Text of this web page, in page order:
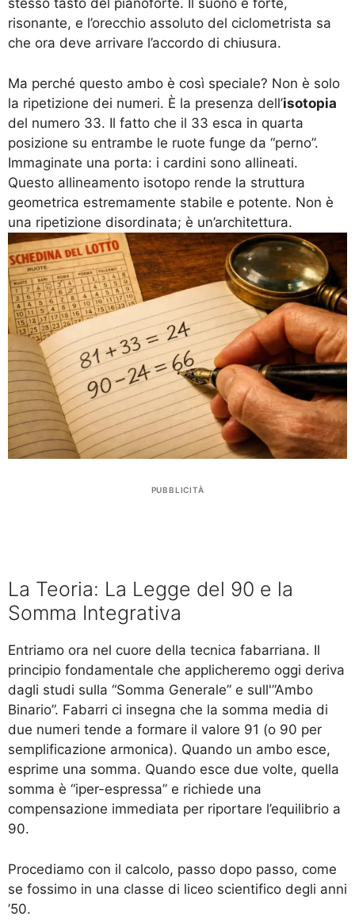
stesso tasto del pianoforte. Il suono è forte,
risonante, e l’orecchio assoluto del ciclometrista sa
che ora deve arrivare l’accordo di chiusura.
Ma perché questo ambo è così speciale? Non è solo
la ripetizione dei numeri. È la presenza dell’isotopia
del numero 33. Il fatto che il 33 esca in quarta
posizione su entrambe le ruote funge da “perno”.
Immaginate una porta: i cardini sono allineati.
Questo allineamento isotopo rende la struttura
geometrica estremamente stabile e potente. Non è
una ripetizione disordinata; è un’architettura.
PUBBLICITÀ
La Teoria: La Legge del 90 e la
Somma Integrativa
Entriamo ora nel cuore della tecnica fabarriana. Il
principio fondamentale che applicheremo oggi deriva
dagli studi sulla “Somma Generale” e sull'”Ambo
Binario”. Fabarri ci insegna che la somma media di
due numeri tende a formare il valore 91 (o 90 per
semplificazione armonica). Quando un ambo esce,
esprime una somma. Quando esce due volte, quella
somma è “iper-espressa” e richiede una
compensazione immediata per riportare l’equilibrio a
90.
Procediamo con il calcolo, passo dopo passo, come
se fossimo in una classe di liceo scientifico degli anni
’50.